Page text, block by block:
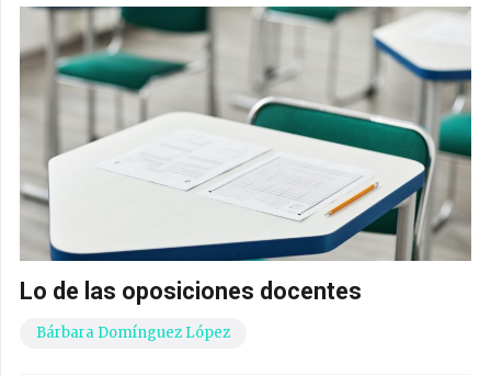
Lo de las oposiciones docentes
Bárbara Domínguez López